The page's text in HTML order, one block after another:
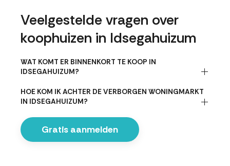
Veelgestelde vragen over
koophuizen in Idsegahuizum
WAT KOMT ER BINNENKORT TE KOOP IN
IDSEGAHUIZUM?
HOE KOM IK ACHTER DE VERBORGEN WONINGMARKT
IN IDSEGAHUIZUM?
Gratis aanmelden